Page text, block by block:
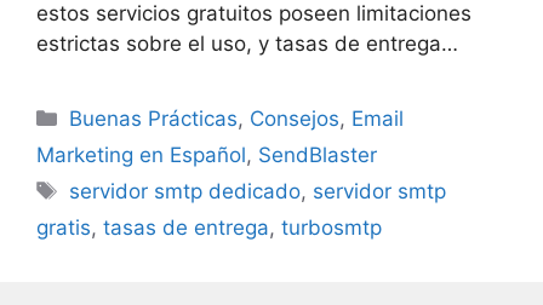
estos servicios gratuitos poseen limitaciones
estrictas sobre el uso, y tasas de entrega…
Categories
Buenas Prácticas, Consejos, Email
Marketing en Español, SendBlaster
Tags
servidor smtp dedicado, servidor smtp
gratis, tasas de entrega, turbosmtp